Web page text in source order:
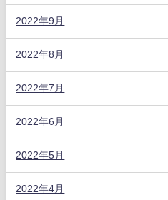
2022年9月
2022年8月
2022年7月
2022年6月
2022年5月
2022年4月